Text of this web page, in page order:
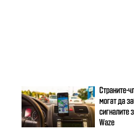
Страните-
могат да
сигналите
Waze